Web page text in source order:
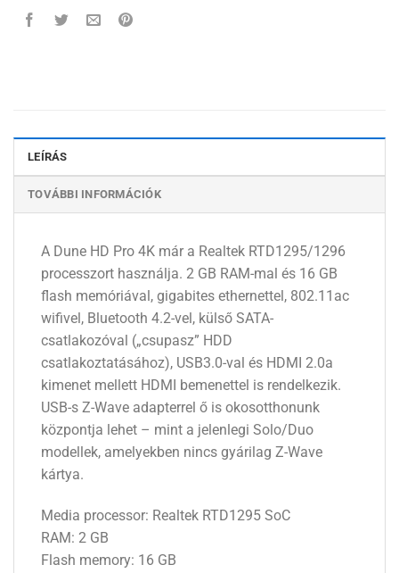
LEÍRÁS
TOVÁBBI INFORMÁCIÓK
A Dune HD Pro 4K már a Realtek RTD1295/1296
processzort használja. 2 GB RAM-mal és 16 GB
flash memóriával, gigabites ethernettel, 802.11ac
wifivel, Bluetooth 4.2-vel, külső SATA-
csatlakozóval („csupasz” HDD
csatlakoztatásához), USB3.0-val és HDMI 2.0a
kimenet mellett HDMI bemenettel is rendelkezik.
USB-s Z-Wave adapterrel ő is okosotthonunk
központja lehet – mint a jelenlegi Solo/Duo
modellek, amelyekben nincs gyárilag Z-Wave
kártya.
Media processor: Realtek RTD1295 SoC
RAM: 2 GB
Flash memory: 16 GB